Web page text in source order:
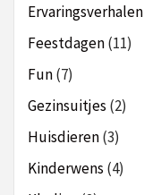
Ervaringsverhalen
Feestdagen(11)
Fun(7)
Gezinsuitjes (2)
Huisdieren(3)
Kinderwens (4)